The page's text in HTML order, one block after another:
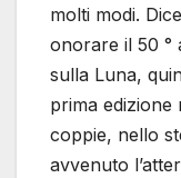
molti modi.
onorare il 50 °
sulla Luna,
prima edizione
coppie, nello
avvenuto